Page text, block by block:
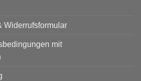
Widerrufsformular
mit